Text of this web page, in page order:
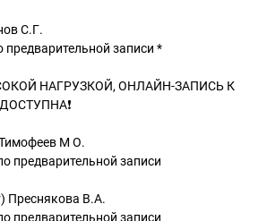
С.Г.
предварительной записи *
НАГРУЗКОЙ, ОНЛАЙН-ЗАПИСЬ К
М О.
предварительной записи
Преснякова В.А.
предварительной записи